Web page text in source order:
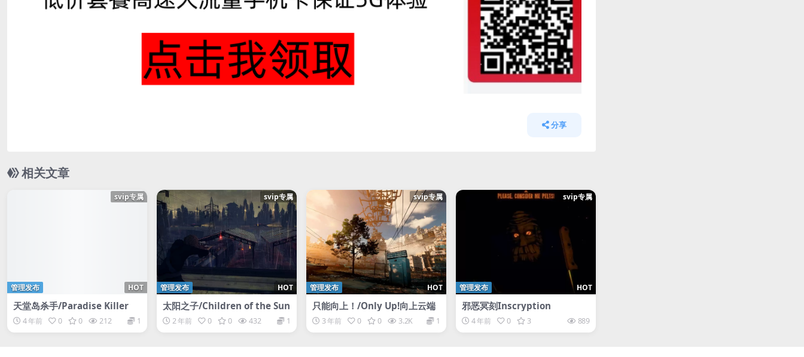
分享
相关文章
svip专属
HOT
管理发布
天堂岛杀手/Paradise Killer
4 年前 0 0 212 1
svip专属
HOT
管理发布
太阳之子/Children of the Sun
2 年前 0 0 432 1
svip专属
HOT
管理发布
只能向上！/Only Up!向上云端
3 年前 0 0 3.2K 1
svip专属
HOT
管理发布
邪恶冥刻Inscryption
4 年前 0 3 889